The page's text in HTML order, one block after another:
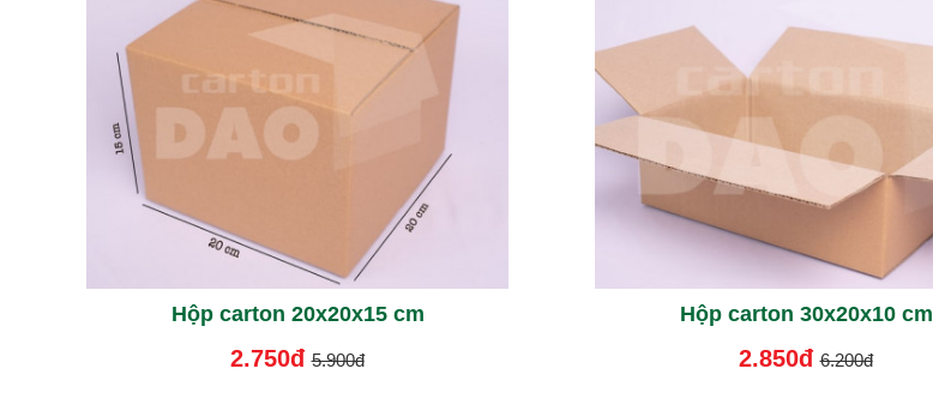
Hộp carton 20x20x15 cm
2.750đ 5.900đ
Hộp carton 30x20x10 cm
2.850đ 6.200đ